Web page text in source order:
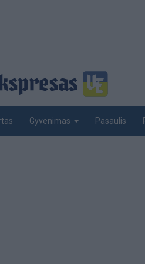
Gyvenimas Pasaulis